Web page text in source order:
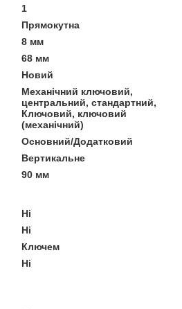
1
Прямокутна
8 мм
68 мм
Новий
Механічний ключовий,
центральний, стандартний,
Ключовий, ключовий
(механічний)
Основний/Додатковий
Вертикальне
90 мм
Ні
Ні
Ключем
Ні